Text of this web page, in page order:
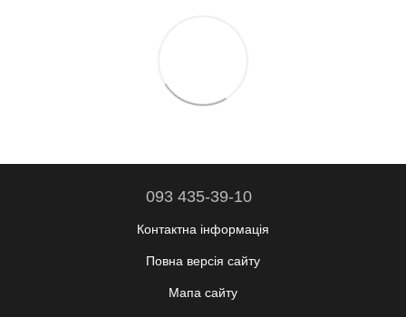
093 435-39-10
Контактна інформація
Повна версія сайту
Мапа сайту